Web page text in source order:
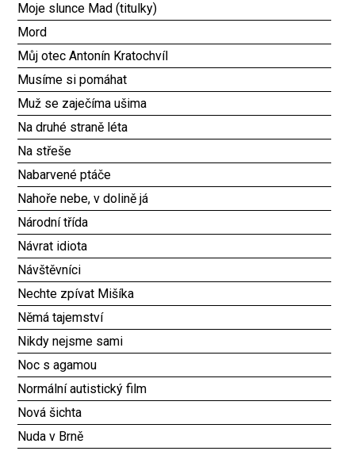
Moje slunce Mad (titulky)
Mord
Můj otec Antonín Kratochvíl
Musíme si pomáhat
Muž se zaječíma ušima
Na druhé straně léta
Na střeše
Nabarvené ptáče
Nahoře nebe, v dolině já
Národní třída
Návrat idiota
Návštěvníci
Nechte zpívat Mišíka
Němá tajemství
Nikdy nejsme sami
Noc s agamou
Normální autistický film
Nová šichta
Nuda v Brně